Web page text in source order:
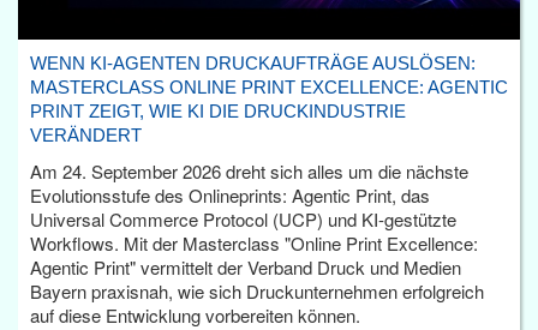
WENN KI-AGENTEN DRUCKAUFTRÄGE AUSLÖSEN:
MASTERCLASS ONLINE PRINT EXCELLENCE: AGENTIC
PRINT ZEIGT, WIE KI DIE DRUCKINDUSTRIE
VERÄNDERT
Am 24. September 2026 dreht sich alles um die nächste
Evolutionsstufe des Onlineprints: Agentic Print, das
Universal Commerce Protocol (UCP) und KI-gestützte
Workflows. Mit der Masterclass "Online Print Excellence:
Agentic Print" vermittelt der Verband Druck und Medien
Bayern praxisnah, wie sich Druckunternehmen erfolgreich
auf diese Entwicklung vorbereiten können.